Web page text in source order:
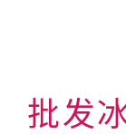
批发